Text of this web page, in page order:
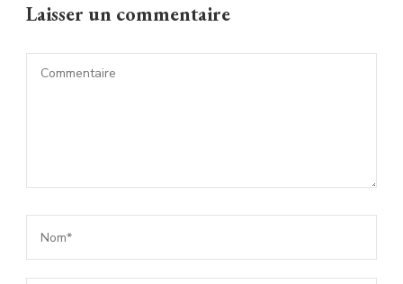
Laisser un commentaire